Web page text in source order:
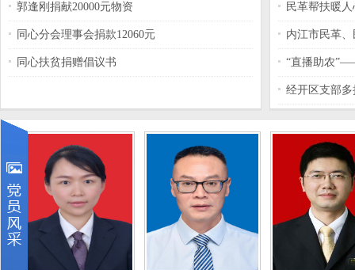
郭逢刚捐献20000元物资
同心分会理事会捐款12060元
同心扶贫捐赠倡议书
内江市民革
人
“直播助农
提供新模式
经开区支部
展